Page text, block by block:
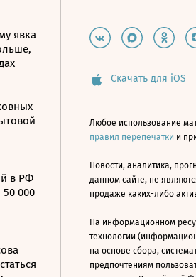
явка
в РФ
50 000
Скачать для iOS
Любое использование
правил перепечатки и
Новости, аналитика,
данном сайте, не
продаже каких-либо
На информационном
технологии
на основе сбора,
предпочтениям